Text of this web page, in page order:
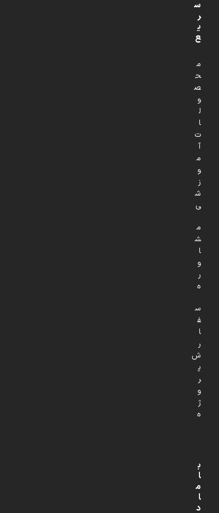
س
ر
ی
ع
م
ح
ص
و
ل
ا
ت
آ
م
و
ز
ش
ی
م
ش
ا
و
ر
ه
س
ف
ا
ر
ش
پ
ر
و
ژ
ه
ب
ا
م
ا
د